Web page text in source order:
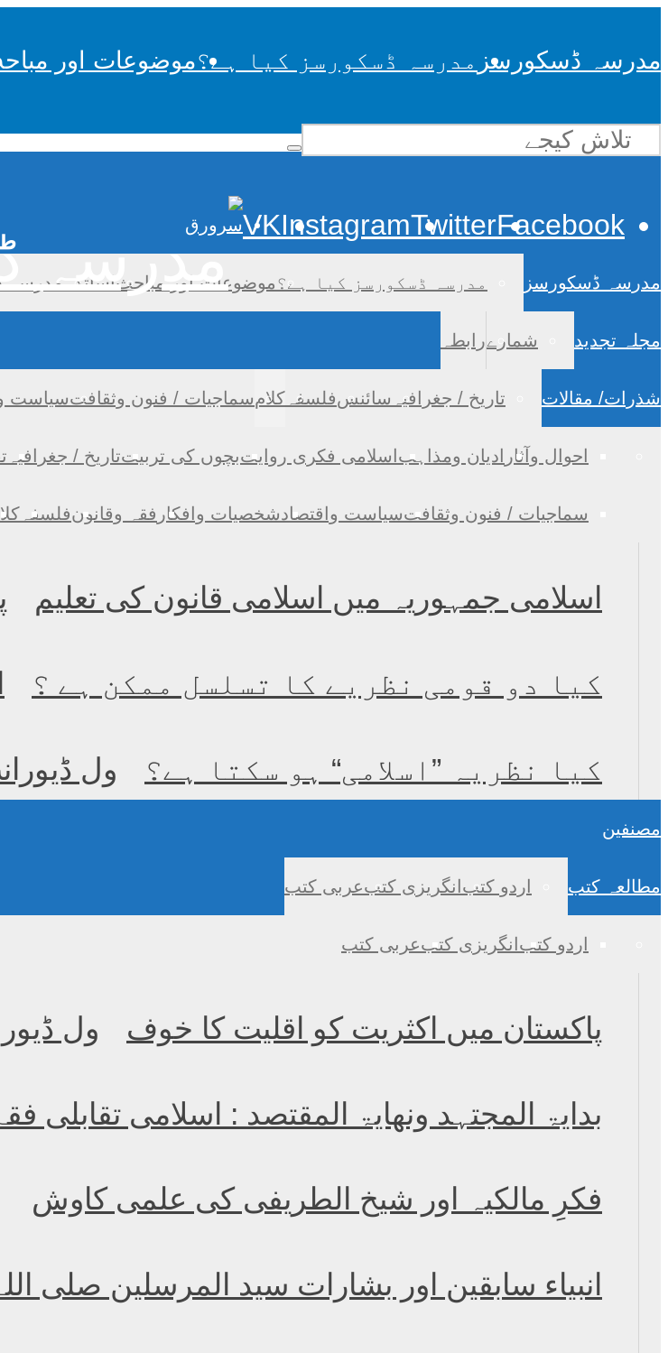
مدرسہ ڈسکورسز مدرسہ ڈسکورسز کیا ہے؟موضوعات اور
Facebook
Twitter
Instagram
VKسرورق
مدرسہ ڈسکورسز مدرسہ ڈسکورسز کیا ہے؟موضوعات اور مباحثاساتذہ مدرسہ
مجلہ تجدید شمارےرابطہ
شذرات/ مقالات تاریخ / جغرافیہ سائنسفلسفہ کلامسماجیات / فنون وثقافتسیاست
احوال وآثار ادیان ومذاہب اسلامی فکری روایتبچوں کی تربیتتاریخ / جغرافیہ
سماجیات / فنون وثقافتسیاست واقتصادشخصیات وافکار فقہ وقانونفلسفہ
اسلامی جمہوریہ میں اسلامی قانون کی تعلیم
کیا دو قومی نظریے کا تسلسل ممکن ہے ؟
کیا نظریہ ”اسلامی“ ہو سکتا ہے؟ ول
مصنفین
مطالعہ کتب اردو کتب انگریزی کتبعربی کتب
اردو کتب انگریزی کتبعربی کتب
پاکستان میں اکثریت کو اقلیت کا خوف ول
بدایۃ المجتہد ونھایۃ المقتصد : اسلامی تقابلی
فکرِ مالکیہ اور شیخ الطریفی کی علمی کاوش
انبیاء سابقین اور بشارات سید المرسلین صلی